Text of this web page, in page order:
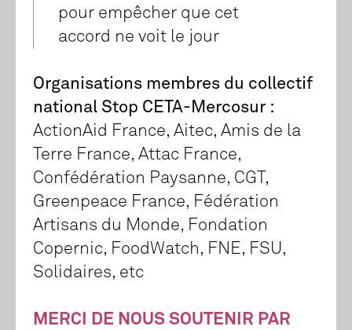
pour empêcher que cet
accord ne voit le jour
Organisations membres du collectif
national Stop CETA-Mercosur :
ActionAid France, Aitec, Amis de la
Terre France, Attac France,
Confédération Paysanne, CGT,
Greenpeace France, Fédération
Artisans du Monde, Fondation
Copernic, FoodWatch, FNE, FSU,
Solidaires, etc
MERCI DE NOUS SOUTENIR PAR